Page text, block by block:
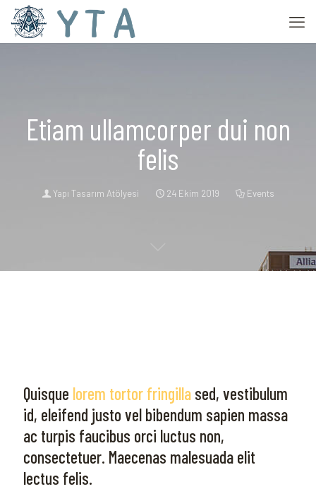
Etiam ullamcorper dui non
felis
Yapı Tasarım Atölyesi 24 Ekim 2019 Events
Quisque lorem tortor fringilla sed, vestibulum
id, eleifend justo vel bibendum sapien massa
ac turpis faucibus orci luctus non,
consectetuer. Maecenas malesuada elit
lectus felis.